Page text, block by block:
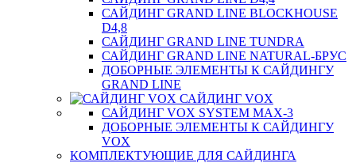
САЙДИНГ GRAND LINE BLOCKHOUSE
D4,8
САЙДИНГ GRAND LINE TUNDRA
САЙДИНГ GRAND LINE NATURAL-БРУС
ДОБОРНЫЕ ЭЛЕМЕНТЫ К САЙДИНГУ
GRAND LINE
САЙДИНГ VOX
САЙДИНГ VOX SYSTEM MAX-3
ДОБОРНЫЕ ЭЛЕМЕНТЫ К САЙДИНГУ
VOX
КОМПЛЕКТУЮЩИЕ ДЛЯ САЙДИНГА